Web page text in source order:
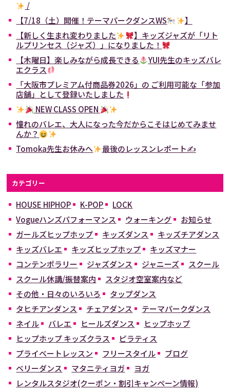
/
【7/18（土）開催！テーマパークダンスWS
】
【新しく生まれ変わりました
】キッズジャズが「リト
ルプリンセス（ジャズ）」になりました！
【木曜日】楽しみながら成長できる
YUI先生のキッズバレ
エクラス
「大阪市プレミアム付商品券2026」の ご利用可能な「参加
店舗」として登録いたしました
NEW CLASS OPEN
憧れのバレエ、大人になった今だからこそはじめてみませ
んか？
Tomoka先生お休みへ
最後のレッスンレポート✍
カテゴリー
HOUSE HIPHOP K-POP
LOCK
Vogueハンズパフォーマンス
ウォーキング
お知らせ
ガールズヒップホップ
キッズダンス
キッズチアダンス
キッズバレエ
キッズヒップホップ
キッズマナー
コンテンポラリー
ジャズダンス ジャニーズ
スクール
スクール休講/振替案内
スタジオ空室案内など
その他・日々のいろいろ
タップダンス
タヒチアンダンス
チェアダンス
テーマパークダンス
ネイル
バレエ ヒールズダンス
ヒップホップ
ヒップホップ キッズクラス
ピラティス
プライベートレッスン
フリースタイル
ブログ
ベリーダンス
マタニティヨガ
ヨガ
レンタルスタジオ(クーポン・割引キャンペーン情報)